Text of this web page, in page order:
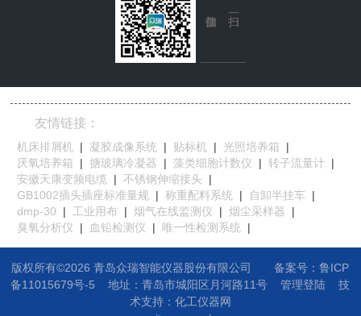
友情链接：
机床排屑机 | 凝胶成像系统 | 贴标机 | 光照培养箱
|
厌氧培养箱
| 搪玻璃冷凝器 | 藻类细胞计数仪 | 转子流量计 |
安徽天康变频电缆
| 不锈钢伸缩接头
|
GB1002插头插座标准量规 | 称重配料系统 | 自卸半挂车
|
dmp-30
| 工业用布 | 烟气在线监测仪 | 烟尘采样器
|
臭氧分析仪
| 血铅检测仪 | 唯一性检测系统 |
版权所有©2026 青岛众瑞智能仪器股份有限公司
备案号：鲁ICP
备11015679号-5
地址：青岛市城阳区月河路11号 管理登陆 技
术支持： 化工仪器网